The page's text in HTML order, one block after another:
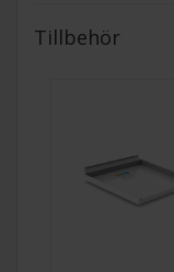
Tillbehör